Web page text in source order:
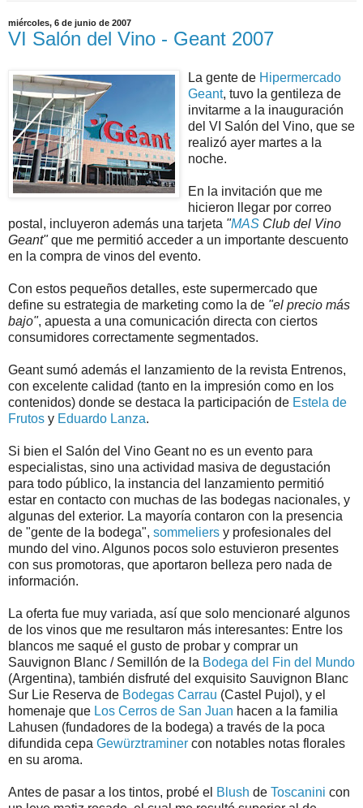
miércoles, 6 de junio de 2007
VI Salón del Vino - Geant 2007
La gente de Hipermercado
Geant, tuvo la gentileza de
invitarme a la inauguración
del VI Salón del Vino, que se
realizó ayer martes a la
noche.
En la invitación que me
hicieron llegar por correo
postal, incluyeron además una tarjeta "MAS Club del Vino
Geant"que me permitió acceder a un importante descuento
en la compra de vinos del evento.
Con estos pequeños detalles, este supermercado que
define su estrategia de marketing como la de "el precio más
bajo", apuesta a una comunicación directa con ciertos
consumidores correctamente segmentados.
Geant sumó además el lanzamiento de la revista Entrenos,
con excelente calidad (tanto en la impresión como en los
contenidos) donde se destaca la participación de Estela de
Frutos y Eduardo Lanza.
Si bien el Salón del Vino Geant no es un evento para
especialistas, sino una actividad masiva de degustación
para todo público, la instancia del lanzamiento permitió
estar en contacto con muchas de las bodegas nacionales, y
algunas del exterior. La mayoría contaron con la presencia
de "gente de la bodega", sommeliers y profesionales del
mundo del vino. Algunos pocos solo estuvieron presentes
con sus promotoras, que aportaron belleza pero nada de
información.
La oferta fue muy variada, así que solo mencionaré algunos
de los vinos que me resultaron más interesantes: Entre los
blancos me saqué el gusto de probar y comprar un
Sauvignon Blanc / Semillón de la Bodega del Fin del Mundo
(Argentina), también disfruté del exquisito Sauvignon Blanc
Sur Lie Reserva de Bodegas Carrau (Castel Pujol), y el
homenaje que Los Cerros de San Juan hacen a la familia
Lahusen (fundadores de la bodega) a través de la poca
difundida cepa Gewürztraminer con notables notas florales
en su aroma.
Antes de pasar a los tintos, probé el Blush de Toscanini con